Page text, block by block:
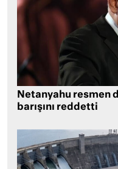
Netanyahu resmen
barışını reddetti